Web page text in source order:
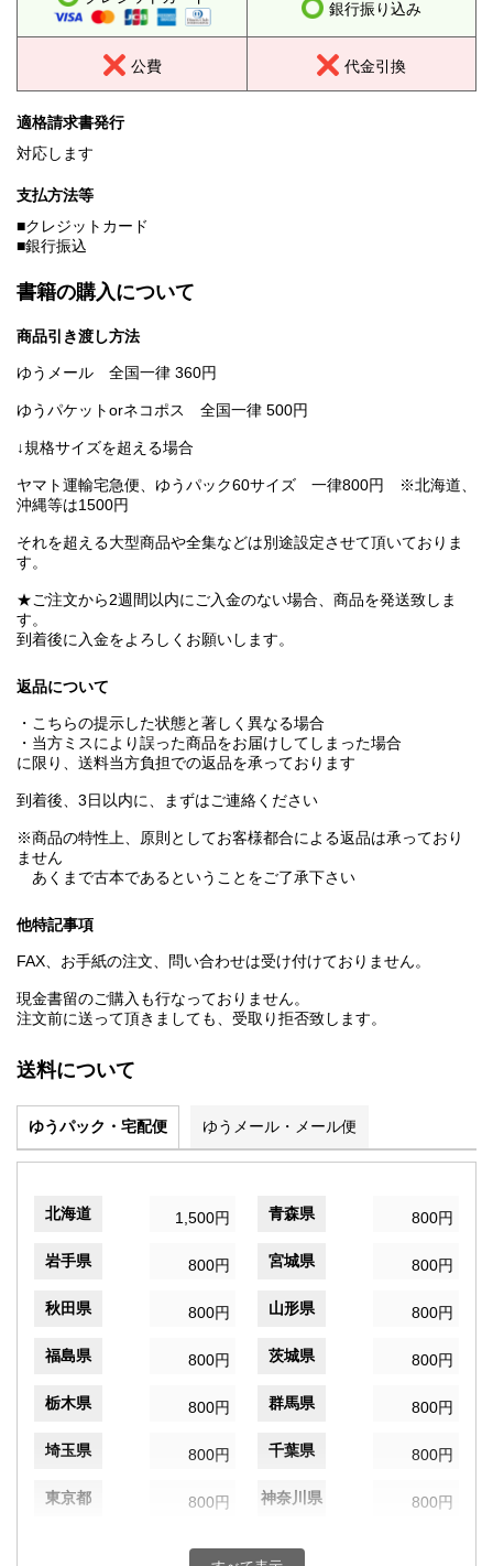
銀行振り込み
公費 代金引換
適格請求書発行
対応します
支払方法等
■クレジットカード
■銀行振込
書籍の購入について
商品引き渡し方法
ゆうメール 全国一律 360円
ゆうパケットorネコポス 全国一律 500円
↓規格サイズを超える場合
ヤマト運輸宅急便、ゆうパック60サイズ 一律800円 ※北海道、
沖縄等は1500円
それを超える大型商品や全集などは別途設定させて頂いておりま
す。
★ご注文から2週間以内にご入金のない場合、商品を発送致しま
す。
到着後に入金をよろしくお願いします。
返品について
・こちらの提示した状態と著しく異なる場合
・当方ミスにより誤った商品をお届けしてしまった場合
に限り、送料当方負担での返品を承っております
到着後、3日以内に、まずはご連絡ください
※商品の特性上、原則としてお客様都合による返品は承っており
ません
あくまで古本であるということをご了承下さい
他特記事項
FAX、お手紙の注文、問い合わせは受け付けておりません。
現金書留のご購入も行なっておりません。
注文前に送って頂きましても、受取り拒否致します。
送料について
ゆうパック・宅配便 ゆうメール・メール便
北海道 1,500円 青森県 800円
岩手県 800円 宮城県 800円
秋田県 800円 山形県 800円
福島県 800円 茨城県 800円
栃木県 800円 群馬県 800円
埼玉県 800円 千葉県 800円
東京都 800円 神奈川県 800円
800円 富山県